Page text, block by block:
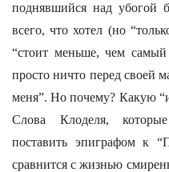
поднявшийся над убогой
всего, что хотел (но
“стоит меньше, чем
просто ничто перед своей
меня”. Но почему? Какую
Слова Клоделя,
поставить эпиграфом к
сравнится с жизнью